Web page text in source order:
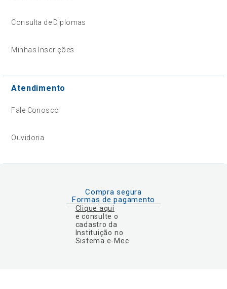
Consulta de Diplomas
Minhas Inscrições
Atendimento
Fale Conosco
Ouvidoria
Compra segura
Formas de pagamento
Clique aqui
e consulte o
cadastro da
Instituição no
Sistema e-Mec